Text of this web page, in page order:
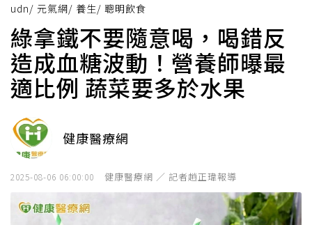
udn/ 元氣網/ 養生/ 聰明飲食
綠拿鐵不要隨意喝，喝錯反
造成血糖波動！營養師曝最
適比例 蔬菜要多於水果
健康醫療網
2025-08-06 06:00:00 健康醫療網 ／ 記者趙正瑋報導